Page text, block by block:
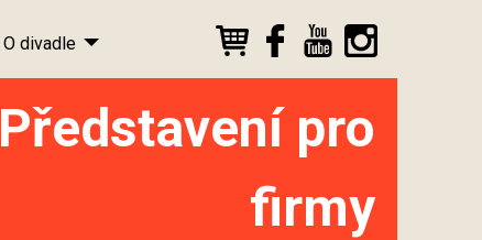
O divadle
Představení pro
firmy